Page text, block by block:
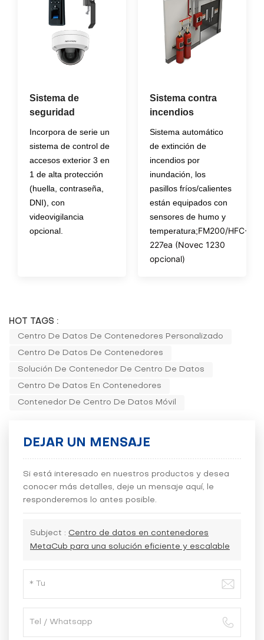
Sistema de
seguridad
Incorpora de serie un
sistema de control de
accesos exterior 3 en
1 de alta protección
(huella, contraseña,
DNI), con
videovigilancia
opcional.
Sistema contra
incendios
Sistema automático
de extinción de
incendios por
inundación, los
pasillos fríos/calientes
están equipados con
sensores de humo y
temperatura;FM200/HFC-
227ea (Novec 1230
opcional)
HOT TAGS :
Centro De Datos De Contenedores Personalizado
Centro De Datos De Contenedores
Solución De Contenedor De Centro De Datos
Centro De Datos En Contenedores
Contenedor De Centro De Datos Móvil
DEJAR UN MENSAJE
Si está interesado en nuestros productos y desea
conocer más detalles, deje un mensaje aquí, le
responderemos lo antes posible.
Subject : Centro de datos en contenedores
MetaCub para una solución eficiente y escalable